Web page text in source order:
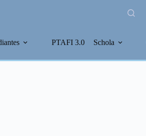
PTAFI 3.0 Schola